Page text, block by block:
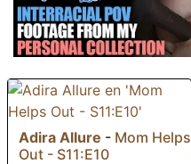
Adira Allure - Mom Helps
Out - S11:E10